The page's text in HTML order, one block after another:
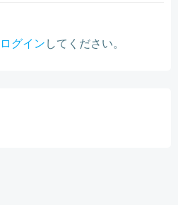
ログインしてください。